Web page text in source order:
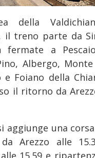
della
il treno parte da
fermate a
Albergo, Monte
e Foiano della
il ritorno da
aggiunge una
Arezzo alle
15.59 e